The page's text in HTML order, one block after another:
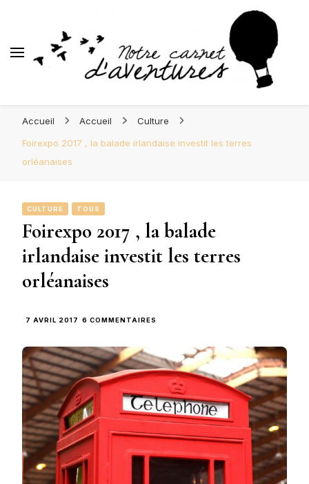
d'Aventures
Accueil Accueil
Culture
Foirexpo 2017 , la balade irlandaise investit les terres
orléanaises
CULTURE TOUS
Foirexpo 2017 , la balade
irlandaise investit les terres
orléanaises
7 AVRIL 2017 6 COMMENTAIRES
,
LA
BALADE
IRLANDAISE
INVESTIT
LES
TERRES
ORLÉANAISES